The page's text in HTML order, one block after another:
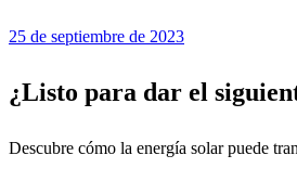
25 de septiembre de 2023
¿Listo para dar el
Descubre cómo la energía solar puede